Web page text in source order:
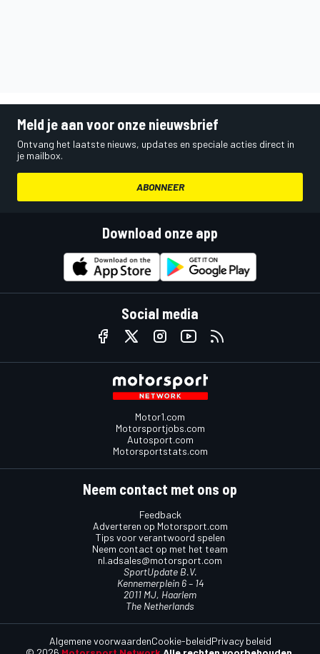
Meld je aan voor onze nieuwsbrief
Ontvang het laatste nieuws, updates en speciale acties direct in
je mailbox.
ABONNEER
Download onze app
Social media
Motor1.com
Motorsportjobs.com
Autosport.com
Motorsportstats.com
Neem contact met ons op
Feedback
Adverteren op Motorsport.com
Tips voor verantwoord spelen
Neem contact op met het team
nl.adsales@motorsport.com
SportUpdate B.V.
Kennemerplein 6 – 14
2011 MJ, Haarlem
The Netherlands
Algemene voorwaardenCookie-beleidPrivacy beleid